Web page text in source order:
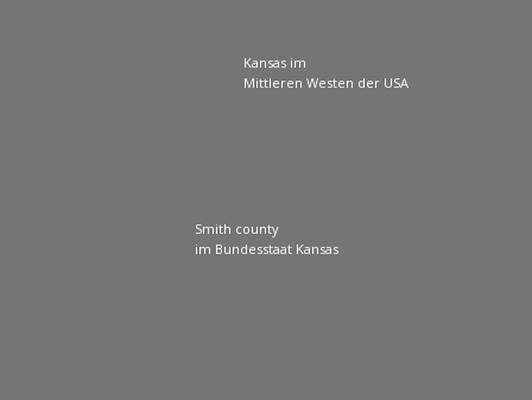
Smith county
im Bundesstaat Kansas
Kansas im
Mittleren Westen der USA